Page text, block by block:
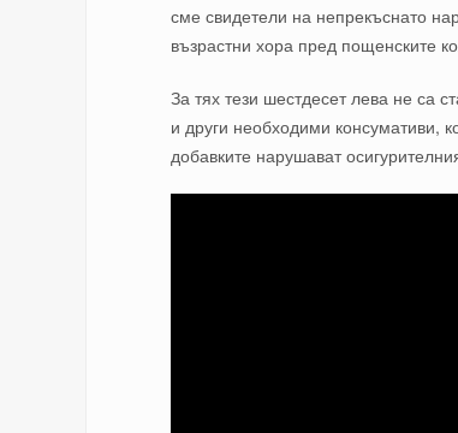
сме свидетели на непрекъснато
възрастни хора пред пощенските
За тях тези шестдесет лева не са
и други необходими консумативи,
добавките нарушават